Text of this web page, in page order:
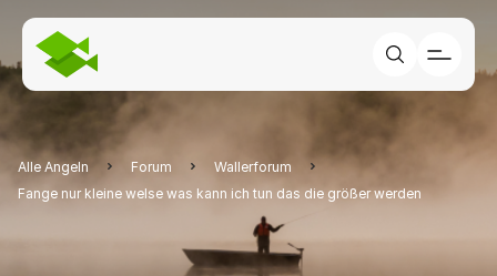
Alle Angeln Forum
Wallerforum
Fange nur kleine welse was kann ich tun das die größer werden